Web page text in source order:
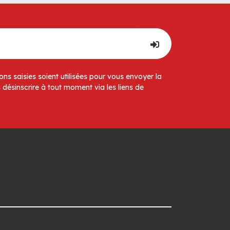
saisies soient utilisées pour vous envoyer la
à tout moment via les liens de